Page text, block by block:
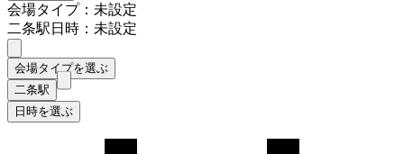
会場タイプ：未設定
二条駅日時：未設定
会場タイプを選ぶ
二条駅
日時を選ぶ